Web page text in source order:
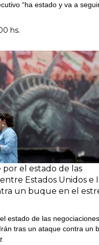
“ha estado y va a
hs.
el estado de las
Estados Unidos e
un buque en el
estado de las
tras un ataque contra un